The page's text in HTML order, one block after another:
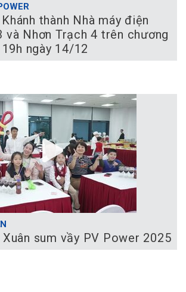
thành Nhà máy điện
và Nhơn Trạch 4 trên chương
ngày 14/12
sum vầy PV Power 2025